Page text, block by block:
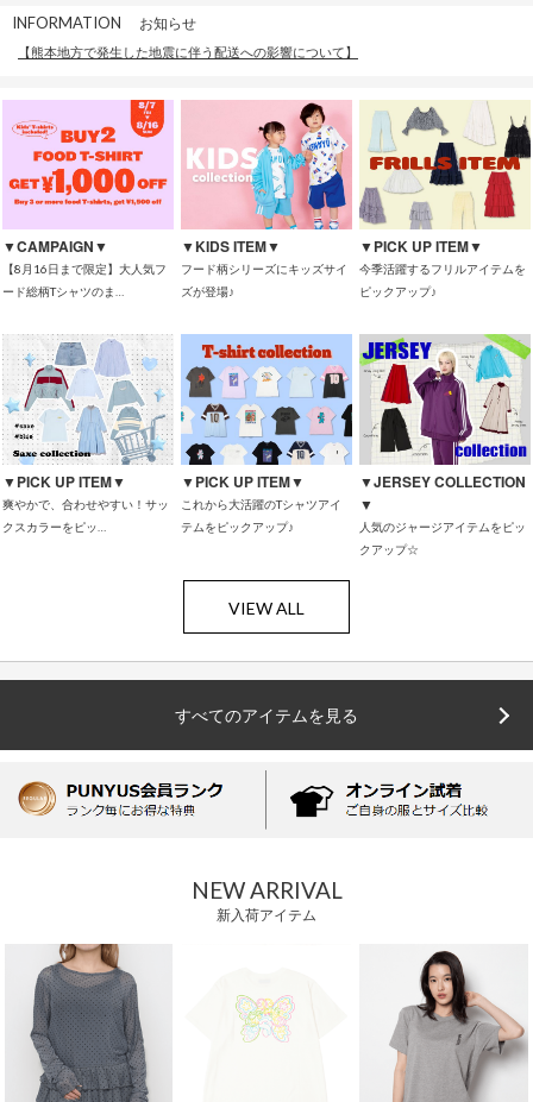
INFORMATION お知らせ
【熊本地方で発生した地震に伴う配送への影響について】
▼CAMPAIGN▼
【8月16日まで限定】大人気フ
ード総柄Tシャツのま…
▼KIDS ITEM▼
フード柄シリーズにキッズサイ
ズが登場♪
▼PICK UP ITEM▼
今季活躍するフリルアイテムを
ピックアップ♪
▼PICK UP ITEM▼
爽やかで、合わせやすい！サッ
クスカラーをピッ…
▼PICK UP ITEM▼
これから大活躍のTシャツアイ
テムをピックアップ♪
▼JERSEY COLLECTION
▼
人気のジャージアイテムをピッ
クアップ☆
VIEW ALL
すべてのアイテムを見る
NEW ARRIVAL
新入荷アイテム